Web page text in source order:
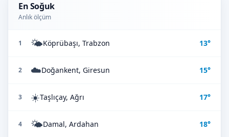
En Soğuk
Anlık ölçüm
1 🌤️Köprübaşı, Trabzon 13°
2 ☁️Doğankent, Giresun 15°
3 ☀️Taşlıçay, Ağrı 17°
4 🌤️Damal, Ardahan 18°